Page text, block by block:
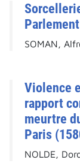
SOMAN,
Violence
rapport
meurtre
Paris
NOLDE,